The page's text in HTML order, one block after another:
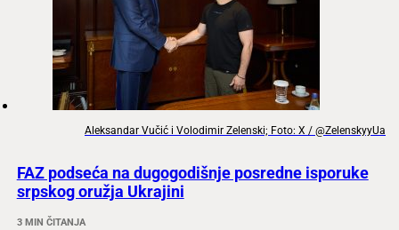
Aleksandar Vučić i Volodimir Zelenski; Foto: X / @ZelenskyyUa
FAZ podseća na dugogodišnje posredne isporuke
srpskog oružja Ukrajini
3 MIN ČITANJA